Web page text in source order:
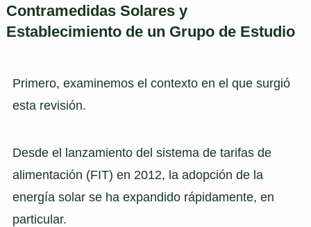
Contramedidas Solares y
Establecimiento de un Grupo de Estudio
Primero, examinemos el contexto en el que surgió
esta revisión.
Desde el lanzamiento del sistema de tarifas de
alimentación (FIT) en 2012, la adopción de la
energía solar se ha expandido rápidamente, en
particular.